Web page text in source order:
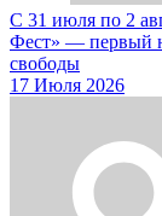
С 31 июля по 2
Фест» — первый
свободы
17 Июля 2026